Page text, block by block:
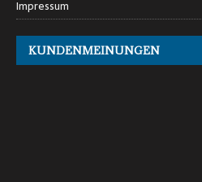
Impressum
KUNDENMEINUNGEN